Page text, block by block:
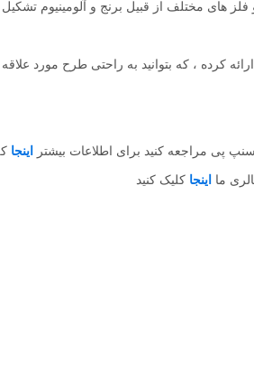
های مختلف از قبیل برنج و آلومینیوم
کرده ، که بتوانید به راحتی طرح مورد علاقه
پی مراجعه کنید برای اطلاعات بیشتر اینجا
ما اینجا کلیک کنید